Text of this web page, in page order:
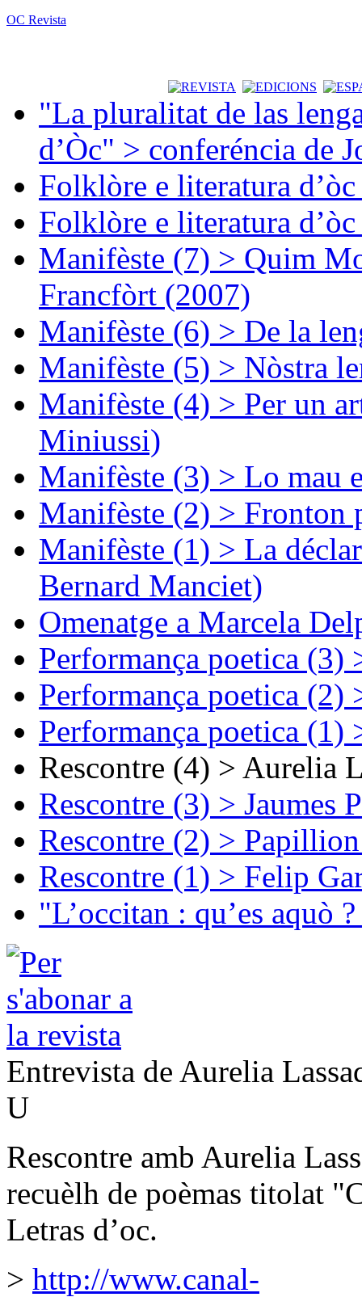
OC Revista
"La pluralitat de las
d’Òc" > conferéncia de
Folklòre e literatura
Folklòre e literatura
Manifèste (7) > Quim
Francfòrt (2007)
Manifèste (6) > De la
Manifèste (5) > Nòstra
Manifèste (4) > Per un
Miniussi)
Manifèste (3) > Lo mau
Manifèste (2) > Fronton
Manifèste (1) > La
Bernard Manciet)
Omenatge a Marcela
Performança poetica (3)
Performança poetica (2)
Performança poetica (1)
Rescontre (4) > Aurelia
Rescontre (3) > Jaumes
Rescontre (2) >
Rescontre (1) > Felip
"L’occitan : qu’es aquò
Entrevista de Aurelia
U
Rescontre amb Aurelia
recuèlh de poèmas titolat
Letras d’oc.
> http://www.canal-